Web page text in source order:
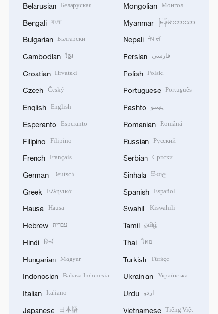
Belarusian Беларуская
Bengali বাংলা
Bulgarian Български
Cambodian ខ្មែរ
Croatian Hrvatski
Czech Český
English English
Esperanto Esperanto
Filipino Filipino
French Français
German Deutsch
Greek Ελληνικά
Hausa Hausa
Hebrew עברית
Hindi हिन्दी
Hungarian Magyar
Indonesian Bahasa Indonesia
Italian Italiano
Japanese 日本語
Mongolian Монгол
Myanmar မြန်မာဘာသာ
Nepali नेपाली
Persian فارسی
Polish Polski
Portuguese Português
Pashto پښتو
Romanian Română
Russian Русский
Serbian Српски
Sinhala සිංහල
Spanish Español
Swahili Kiswahili
Tamil தமிழ்
Thai ไทย
Turkish Türkçe
Ukrainian Українська
Urdu اردو
Vietnamese Tiếng Việt